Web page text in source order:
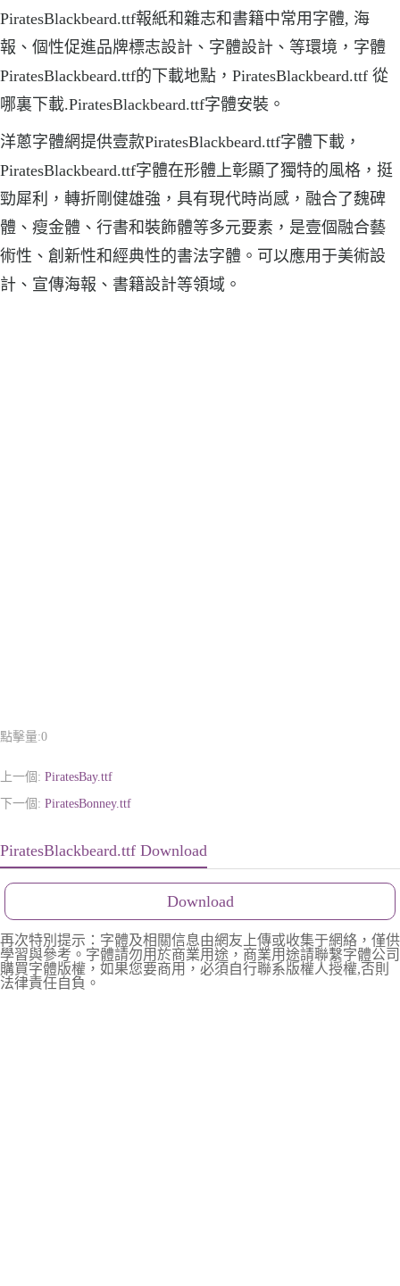
PiratesBlackbeard.ttf報紙和雜志和書籍中常用字體, 海
報、個性促進品牌標志設計、字體設計、等環境，字體
PiratesBlackbeard.ttf的下載地點，PiratesBlackbeard.ttf 從
哪裏下載.PiratesBlackbeard.ttf字體安裝。
洋蔥字體網提供壹款PiratesBlackbeard.ttf字體下載，
PiratesBlackbeard.ttf字體在形體上彰顯了獨特的風格，挺
勁犀利，轉折剛健雄強，具有現代時尚感，融合了魏碑
體、瘦金體、行書和裝飾體等多元要素，是壹個融合藝
術性、創新性和經典性的書法字體。可以應用于美術設
計、宣傳海報、書籍設計等領域。
點擊量:0
上一個: PiratesBay.ttf
下一個: PiratesBonney.ttf
PiratesBlackbeard.ttf Download
Download
再次特別提示：字體及相關信息由網友上傳或收集于網絡，僅供
學習與參考。字體請勿用於商業用途，商業用途請聯繫字體公司
購買字體版權，如果您要商用，必須自行聯系版權人授權,否則
法律責任自負。